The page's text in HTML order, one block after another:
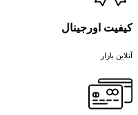
کیفیت اورجینال
آنلاین بازار